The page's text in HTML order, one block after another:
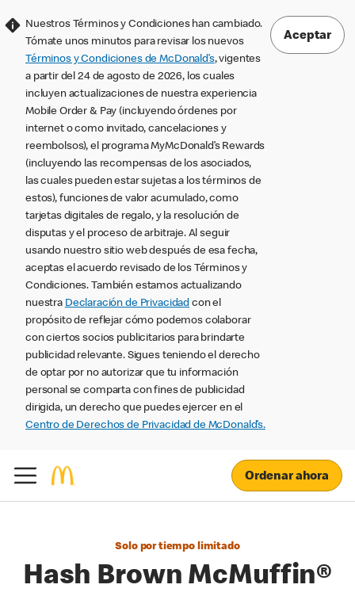
Nuestros Términos y Condiciones han cambiado.
Tómate unos minutos para revisar los nuevos
Términos y Condiciones de McDonald’s, vigentes
a partir del 24 de agosto de 2026, los cuales
incluyen actualizaciones de nuestra experiencia
Mobile Order & Pay (incluyendo órdenes por
internet o como invitado, cancelaciones y
reembolsos), el programa MyMcDonald’s Rewards
(incluyendo las recompensas de los asociados,
las cuales pueden estar sujetas a los términos de
estos), funciones de valor acumulado, como
tarjetas digitales de regalo, y la resolución de
disputas y el proceso de arbitraje. Al seguir
usando nuestro sitio web después de esa fecha,
aceptas el acuerdo revisado de los Términos y
Condiciones. También estamos actualizando
nuestra Declaración de Privacidad con el
propósito de reflejar cómo podemos colaborar
con ciertos socios publicitarios para brindarte
publicidad relevante. Sigues teniendo el derecho
de optar por no autorizar que tu información
personal se comparta con fines de publicidad
dirigida, un derecho que puedes ejercer en el
Centro de Derechos de Privacidad de McDonald’s.
Aceptar
Ordenar ahora
Solo por tiempo limitado
Hash Brown McMuffin®